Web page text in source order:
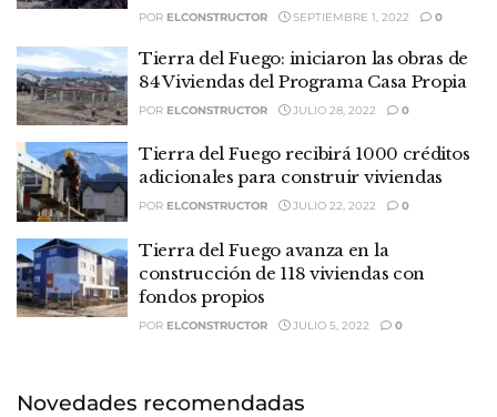
POR ELCONSTRUCTOR SEPTIEMBRE 1, 2022 0
Tierra del Fuego: iniciaron las obras de
84 Viviendas del Programa Casa Propia
POR ELCONSTRUCTOR JULIO 28, 2022 0
Tierra del Fuego recibirá 1000 créditos
adicionales para construir viviendas
POR ELCONSTRUCTOR JULIO 22, 2022 0
Tierra del Fuego avanza en la
construcción de 118 viviendas con
fondos propios
POR ELCONSTRUCTOR JULIO 5, 2022 0
Novedades recomendadas